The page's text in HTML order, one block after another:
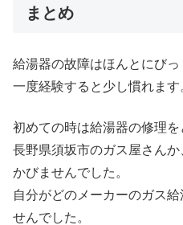
まとめ
給湯器の故障はほんとにびっ
一度経験すると少し慣れます
初めての時は給湯器の修理
長野県須坂市のガス屋さん
かびませんでした。
自分がどのメーカーのガス
せんでした。